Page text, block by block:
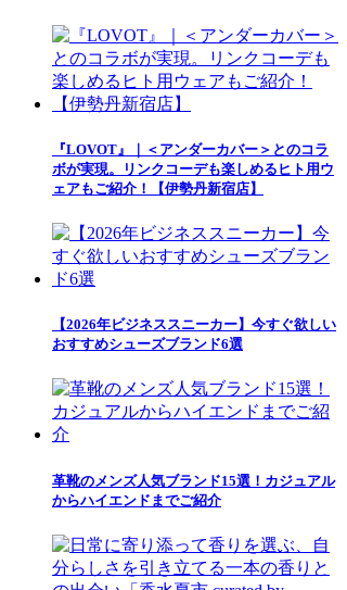
『LOVOT』｜＜アンダーカバー＞とのコラ
ボが実現。リンクコーデも楽しめるヒト用ウ
ェアもご紹介！【伊勢丹新宿店】
【2026年ビジネススニーカー】今すぐ欲しい
おすすめシューズブランド6選
革靴のメンズ人気ブランド15選！カジュアル
からハイエンドまでご紹介